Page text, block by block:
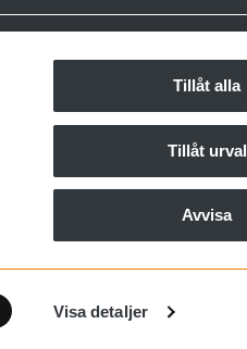
Visa detaljer
Tillåt alla
Tillåt urval
Avvisa
Copyright ©2025 Sh bygg, sten och
Organisationsnummer 556051-9232
Integritetspolicy